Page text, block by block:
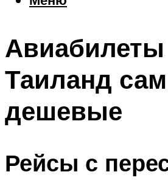
Шоппинг
Меню
Таиланд
дешевые
Рейсы с